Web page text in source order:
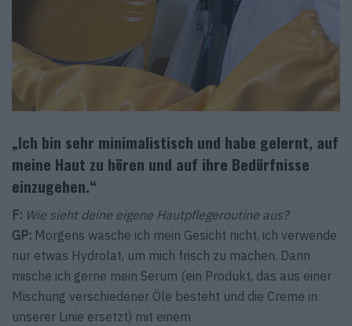
„Ich bin sehr minimalistisch und habe gelernt, auf
meine Haut zu hören und auf ihre Bedürfnisse
einzugehen.“
F: Wie sieht deine eigene Hautpflegeroutine aus?
GP: Morgens wasche ich mein Gesicht nicht, ich verwende
nur etwas Hydrolat, um mich frisch zu machen. Dann
mische ich gerne mein Serum (ein Produkt, das aus einer
Mischung verschiedener Öle besteht und die Creme in
unserer Linie ersetzt) mit einem